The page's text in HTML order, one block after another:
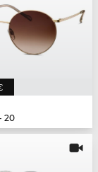
20